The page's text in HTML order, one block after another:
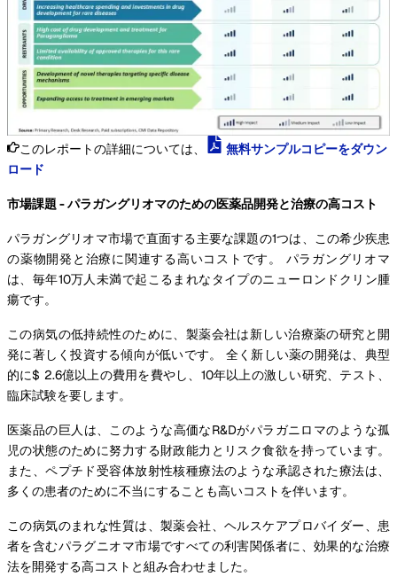
このレポートの詳細については、
無料サンプルコピーをダウン
ロード
市場課題 - パラガングリオマのための医薬品開発と治療の高コスト
パラガングリオマ市場で直面する主要な課題の1つは、この希少疾患
の薬物開発と治療に関連する高いコストです。 パラガングリオマ
は、毎年10万人未満で起こるまれなタイプのニューロンドクリン腫
瘍です。
この病気の低持続性のために、製薬会社は新しい治療薬の研究と開
発に著しく投資する傾向が低いです。 全く新しい薬の開発は、典型
的に$ 2.6億以上の費用を費やし、10年以上の激しい研究、テスト、
臨床試験を要します。
医薬品の巨人は、このような高価なR&Dがパラガニロマのような孤
児の状態のために努力する財政能力とリスク食欲を持っています。
また、ペプチド受容体放射性核種療法のような承認された療法は、
多くの患者のために不当にすることも高いコストを伴います。
この病気のまれな性質は、製薬会社、ヘルスケアプロバイダー、患
者を含むパラグニオマ市場ですべての利害関係者に、効果的な治療
法を開発する高コストと組み合わせました。